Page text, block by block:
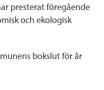
presterat föregående
och ekologisk
bokslut för år